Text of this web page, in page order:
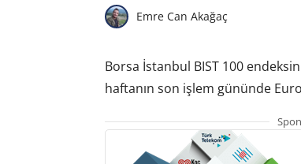
Emre Can Akağaç
Borsa İstanbul BIST 100
haftanın son işlem gününde